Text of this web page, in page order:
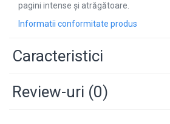
pagini intense și atrăgătoare.
Informatii conformitate produs
Caracteristici
Review-uri (0)